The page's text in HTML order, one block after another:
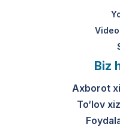
Biz
Axborot
To‘lov